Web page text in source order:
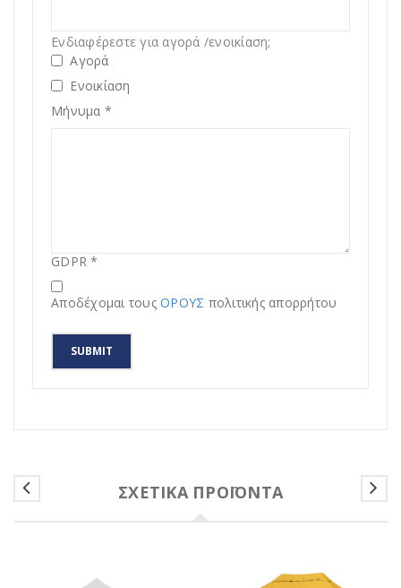
Ενδιαφέρεστε για αγορά /ενοικίαση;
Αγορά
Ενοικίαση
Μήνυμα *
GDPR*
Αποδέχομαι τους ΟΡΟΥΣ πολιτικής απορρήτου
SUBMIT
ΣΧΕΤΙΚΆ ΠΡΟΪΌΝΤΑ